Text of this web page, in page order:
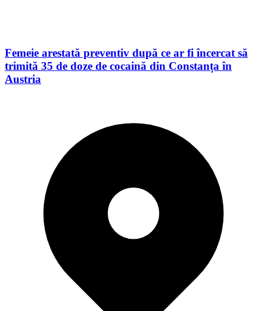
Femeie arestată preventiv după ce ar fi încercat să
trimită 35 de doze de cocaină din Constanța în
Austria